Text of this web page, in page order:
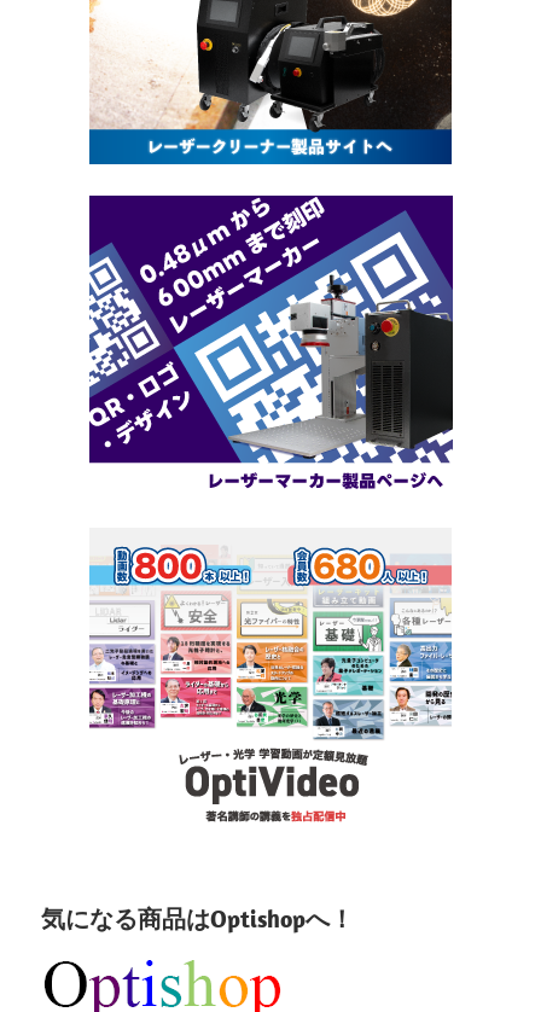
気になる商品はOptishopへ！